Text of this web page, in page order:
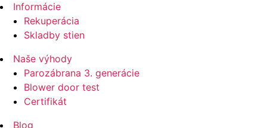
Informácie
Rekuperácia
Skladby stien
Naše výhody
Parozábrana 3. generácie
Blower door test
Certifikát
Blog